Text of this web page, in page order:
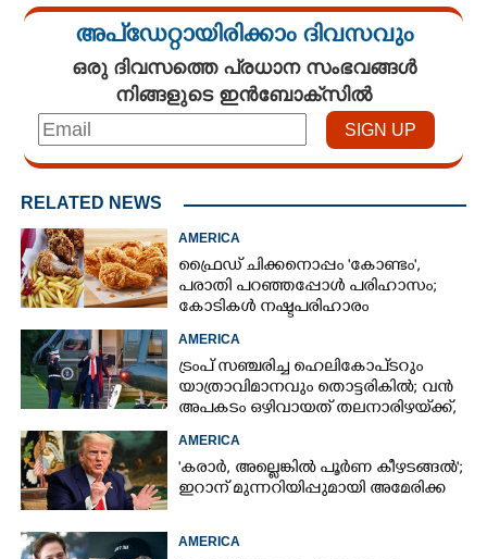
അപ്ഡേറ്റായിരിക്കാം ദിവസവും
ഒരു ദിവസത്തെ പ്രധാന സംഭവങ്ങൾ
നിങ്ങളുടെ ഇൻബോക്സിൽ
RELATED NEWS
AMERICA
ഫ്രൈഡ് ചിക്കനൊപ്പം 'കോണ്ടം',​
പരാതി പറഞ്ഞപ്പോൾ പരിഹാസം;
കോടികൾ നഷ്ടപരിഹാരം
ആവശ്യപ്പെട്ട് ദമ്പതികൾ
AMERICA
ട്രംപ് സഞ്ചരിച്ച ഹെലികോപ്‌ടറും
യാത്രാവിമാനവും തൊട്ടരികിൽ; വൻ
അപകടം ഒഴിവായത് തലനാരിഴയ്‌ക്ക്,
അന്വേഷണം
AMERICA
'കരാർ, അല്ലെങ്കിൽ പൂർണ കീഴടങ്ങൽ';
ഇറാന് മുന്നറിയിപ്പുമായി അമേരിക്ക
AMERICA